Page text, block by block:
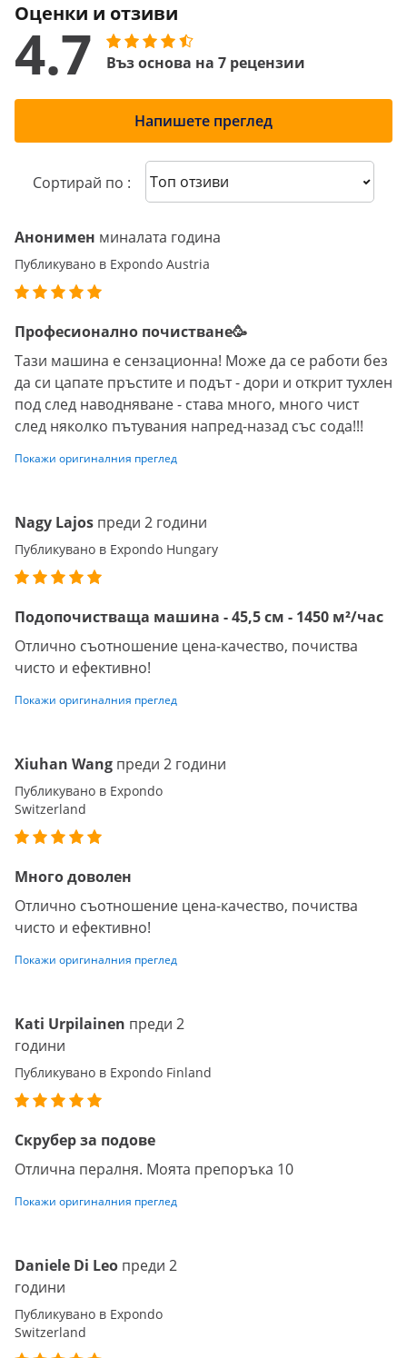
Оценки и отзиви
4.7 Въз основа на 7 рецензии
Напишете преглед
Сортирай по : Sort reviews
Анонимен миналата година
Публикувано в Expondo Austria
Професионално почистване🥳
Тази машина е сензационна! Може да се работи без
да си цапате пръстите и подът - дори и открит тухлен
под след наводняване - става много, много чист
след няколко пътувания напред-назад със сода!!!
Покажи оригиналния преглед
Nagy Lajos преди 2 години
Публикувано в Expondo Hungary
Подопочистваща машина - 45,5 см - 1450 м²/час
Отлично съотношение цена-качество, почиства
чисто и ефективно!
Покажи оригиналния преглед
Xiuhan Wang преди 2 години
Публикувано в Expondo
Switzerland
Много доволен
Отлично съотношение цена-качество, почиства
чисто и ефективно!
Покажи оригиналния преглед
Kati Urpilainen преди 2
години
Публикувано в Expondo Finland
Скрубер за подове
Отлична пералня. Моята препоръка 10
Покажи оригиналния преглед
Daniele Di Leo преди 2
години
Публикувано в Expondo
Switzerland